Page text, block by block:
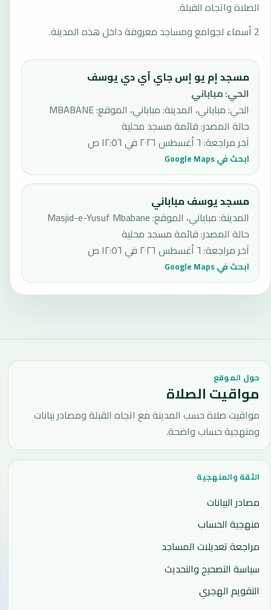
الصلاة واتجاه القبلة.
2 أسماء لجوامع ومساجد معروفة داخل هذه المدينة.
مسجد إم يو إس جاي آي دي يوسف
الحي:مباباني
الحي: مباباني، المدينة: مباباني، الموقع: MBABANE
حالة المصدر:قائمة مسجد محلية
آخر مراجعة: ٦ أغسطس ٢٠٢٦ في ١٢:٥٦ ص
ابحث في Google Maps
مسجد يوسف مباباني
المدينة: مباباني، الموقع: Masjid-e-Yusuf Mbabane
حالة المصدر:قائمة مسجد محلية
آخر مراجعة: ٦ أغسطس ٢٠٢٦ في ١٢:٥٦ ص
ابحث في Google Maps
حول الموقع
مواقيت الصلاة
مواقيت صلاة حسب المدينة مع اتجاه القبلة ومصادر بيانات
ومنهجية حساب واضحة.
الثقة والمنهجية
مصادر البيانات
منهجية الحساب
مراجعة تعديلات المساجد
سياسة التصحيح والتحديث
التقويم الهجري